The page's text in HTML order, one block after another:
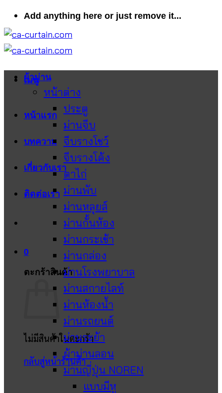
ข้าม
ไป
ยัง
เนื้อหา
Add anything here or just remove it...
เมนู
หน้าแรก
บทความ
เกี่ยวกับเรา
ติดต่อเรา
0
ตะกร้าสินค้า
ไม่มีสินค้าในตะกร้า
กลับสู่หน้าร้านค้า
ผ้าม่าน
หน้าต่าง
ประตู
ม่านจีบ
จีบรางโชว์
จีบรางโค้ง
ตาไก่
ม่านพับ
ม่านหลุยส์
ม่านกั้นห้อง
ม่านกระเช้า
ม่านกล่อง
ม่านโรงพยาบาล
ม่านสกายไลท์
ม่านห้องน้ำ
ม่านรถยนต์
ม่านระย้า
ผ้าม่านลอน
ม่านญี่ปุ่น NOREN
แบบมีหู